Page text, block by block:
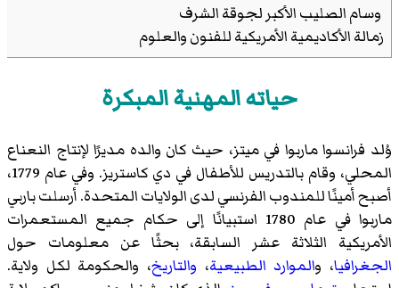
وسام الصليب الأكبر لجوقة الشرف
زمالة الأكاديمية الأمريكية للفنون والعلوم
حياته المهنية المبكرة
وُلد فرانسوا ماربوا في ميتز، حيث كان والده مديرًا لإنتاج النعناع
المحلي، وقام بالتدريس للأطفال في دي كاستريز. وفي عام 1779،
أصبح أمينًا للمندوب الفرنسي لدى الولايات المتحدة. أرسلت باربي
ماربوا في عام 1780 استبيانًا إلى حكام جميع المستعمرات
الأمريكية الثلاثة عشر السابقة، بحثًا عن معلومات حول
الجغرافيا، والموارد الطبيعية، والتاريخ، والحكومة لكل ولاية.